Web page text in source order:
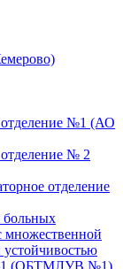
отделение №1 (АО
№ 2
отделение
больных
множественной
устойчивостью
№1 (ОБТМЛУВ №1)